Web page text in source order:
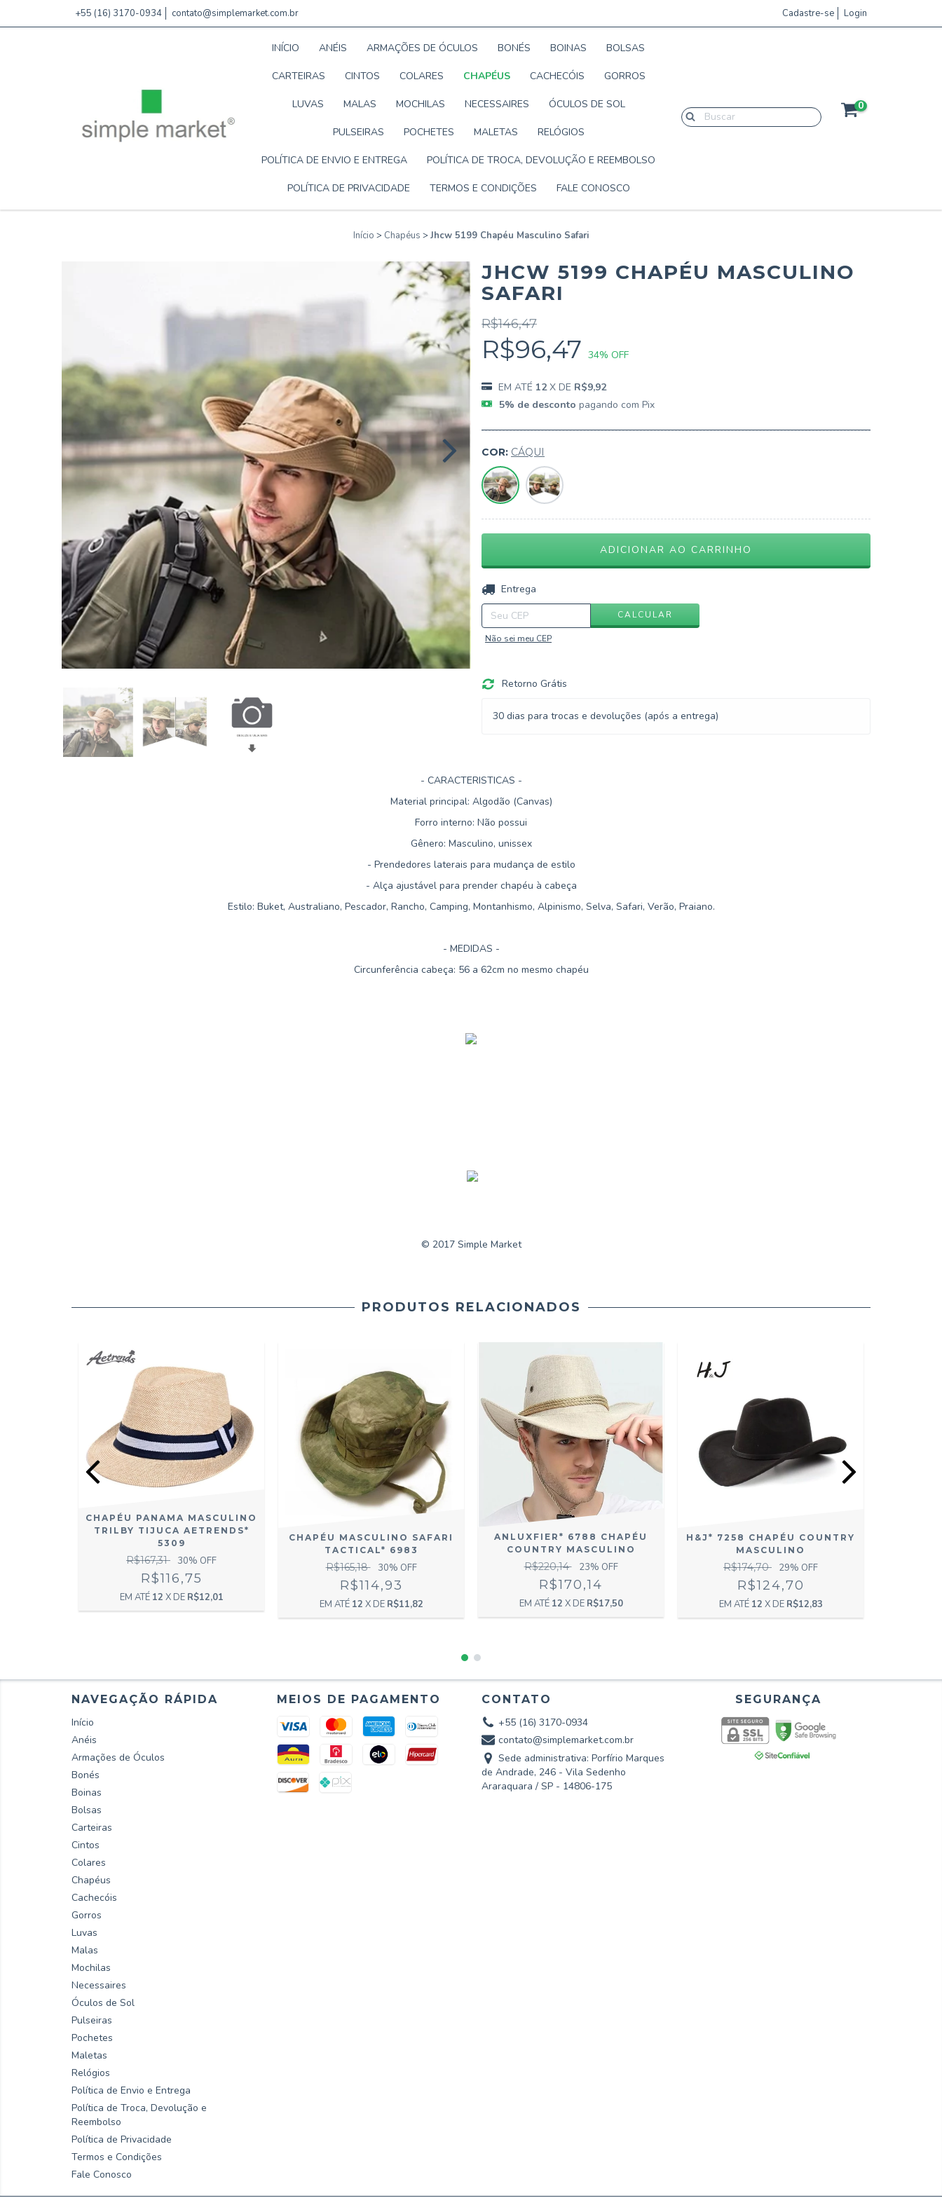
+55 (16) 3170-0934 contato@simplemarket.com.br Cadastre-se Login
INÍCIO ANÉIS ARMAÇÕES DE ÓCULOS BONÉS BOINAS BOLSAS
CARTEIRAS CINTOS COLARES CHAPÉUS CACHECÓIS GORROS
LUVAS MALAS MOCHILAS NECESSAIRES ÓCULOS DE SOL
PULSEIRAS POCHETES MALETAS RELÓGIOS
POLÍTICA DE ENVIO E ENTREGA POLÍTICA DE TROCA, DEVOLUÇÃO E REEMBOLSO
POLÍTICA DE PRIVACIDADE TERMOS E CONDIÇÕES FALE CONOSCO
0
Início > Chapéus > Jhcw 5199 Chapéu Masculino Safari
JHCW 5199 CHAPÉU MASCULINO
SAFARI
R$146,47
R$96,47 34% OFF
12 X DE R$9,92
5% de desconto pagando com Pix
COR: CÁQUI
Entregas para o CEP:
CALCULAR
Não sei meu CEP
Retorno Grátis
30 dias para trocas e devoluções (após a entrega)
- CARACTERISTICAS -
Material principal: Algodão (Canvas)
Forro interno: Não possui
Gênero: Masculino, unissex
- Prendedores laterais para mudança de estilo
- Alça ajustável para prender chapéu à cabeça
Estilo: Buket, Australiano, Pescador, Rancho, Camping, Montanhismo, Alpinismo, Selva, Safari, Verão, Praiano.
- MEDIDAS -
Circunferência cabeça: 56 a 62cm no mesmo chapéu
© 2017 Simple Market
PRODUTOS RELACIONADOS
CHAPÉU PANAMA MASCULINO
TRILBY TIJUCA AETRENDS*
5309
R$167,31 30% OFF
R$116,75
12 X DE R$12,01
CHAPÉU MASCULINO SAFARI
TACTICAL* 6983
R$165,18 30% OFF
R$114,93
12 X DE R$11,82
ANLUXFIER* 6788 CHAPÉU
COUNTRY MASCULINO
R$220,14 23% OFF
R$170,14
12 X DE R$17,50
H&J* 7258 CHAPÉU COUNTRY
MASCULINO
R$174,70 29% OFF
R$124,70
12 X DE R$12,83
NAVEGAÇÃO RÁPIDA
Início
Anéis
Armações de Óculos
Bonés
Boinas
Bolsas
Carteiras
Cintos
Colares
Chapéus
Cachecóis
Gorros
Luvas
Malas
Mochilas
Necessaires
Óculos de Sol
Pulseiras
Pochetes
Maletas
Relógios
Política de Envio e Entrega
Política de Troca, Devolução e
Reembolso
Política de Privacidade
Termos e Condições
Fale Conosco
MEIOS DE PAGAMENTO
CONTATO
+55 (16) 3170-0934
contato@simplemarket.com.br
Sede administrativa: Porfírio Marques
de Andrade, 246 - Vila Sedenho
Araraquara / SP - 14806-175